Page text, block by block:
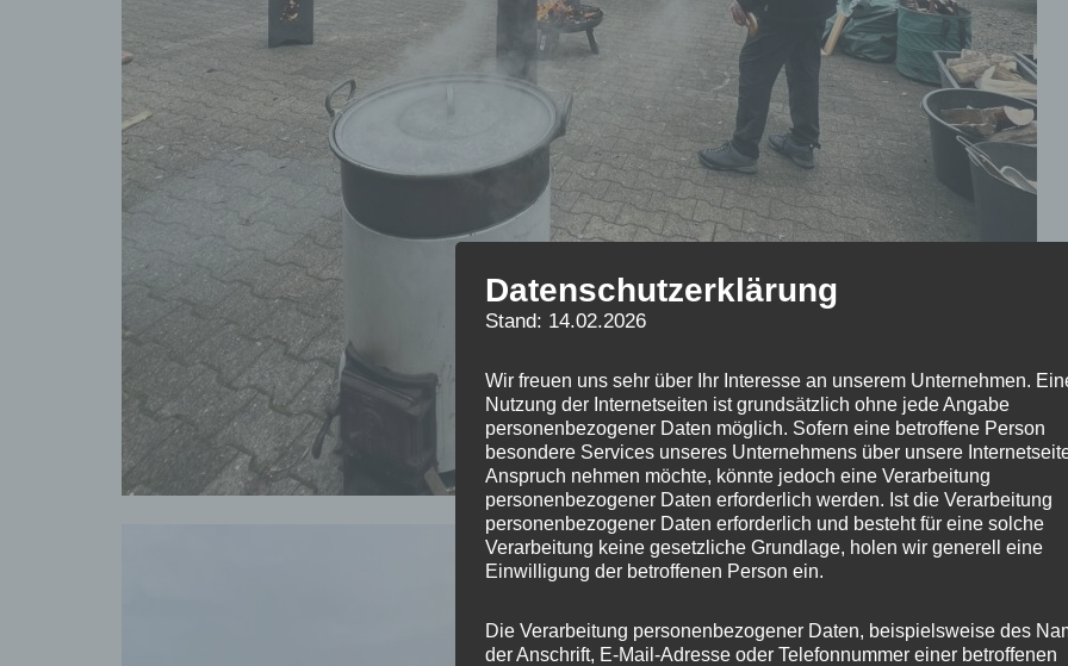
Datenschutzerklärung
Stand: 14.02.2026
Wir freuen uns sehr über Ihr Interesse an unserem Unternehmen.
Nutzung der Internetseiten ist grundsätzlich ohne jede Angabe
personenbezogener Daten möglich. Sofern eine betroffene Person
besondere Services unseres Unternehmens über unsere
Anspruch nehmen möchte, könnte jedoch eine Verarbeitung
personenbezogener Daten erforderlich werden. Ist die Verarbeitung
personenbezogener Daten erforderlich und besteht für eine solche
Verarbeitung keine gesetzliche Grundlage, holen wir generell eine
Einwilligung der betroffenen Person ein.
Die Verarbeitung personenbezogener Daten, beispielsweise des
der Anschrift, E-Mail-Adresse oder Telefonnummer einer betroffenen